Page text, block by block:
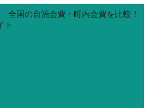
全国の自治会費・町内会費を比較！
ト